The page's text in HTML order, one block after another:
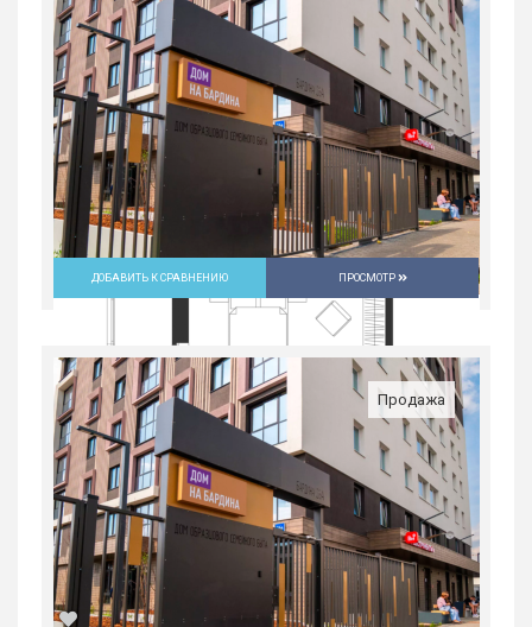
ДОБАВИТЬ К СРАВНЕНИЮ ПРОСМОТР
Продажа